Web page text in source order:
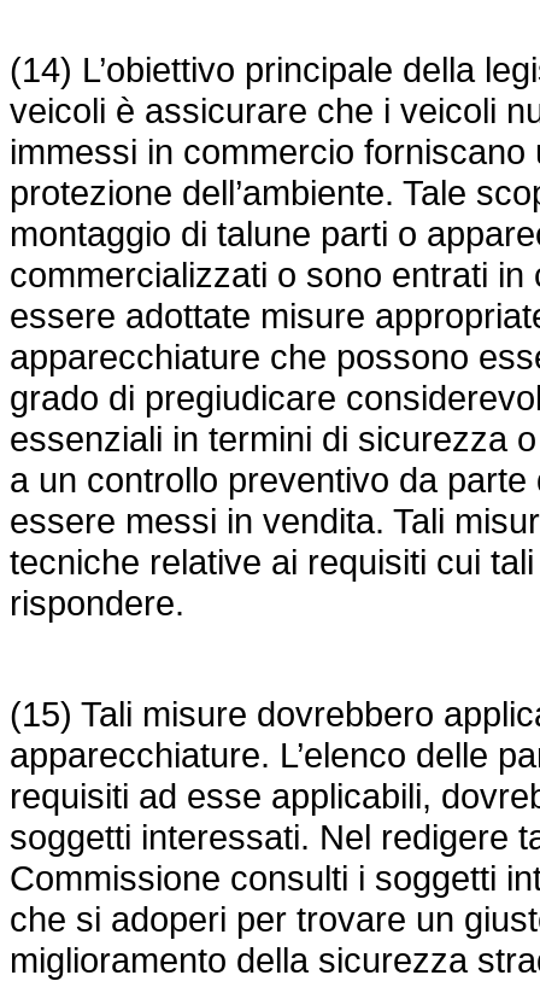
(14) L’obiettivo principale della
veicoli è assicurare che i veicoli
immessi in commercio
protezione dell’ambiente. Tale
montaggio di talune parti o
commercializzati o sono entrati
essere adottate misure
apparecchiature che possono
grado di pregiudicare
essenziali in termini di sicurezza
a un controllo preventivo da parte
essere messi in vendita. Tali
tecniche relative ai requisiti cui
rispondere.
(15) Tali misure dovrebbero
apparecchiature. L’elenco delle
requisiti ad esse applicabili,
soggetti interessati. Nel redigere
Commissione consulti i soggetti
che si adoperi per trovare un
miglioramento della sicurezza